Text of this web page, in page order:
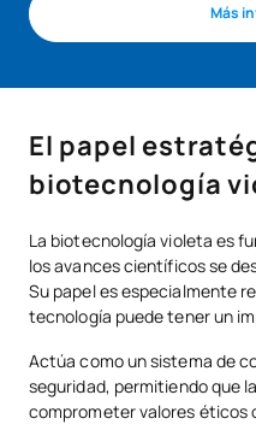
Más
El papel
biotecnología
La biotecnología violeta es
los avances científicos se
Su papel es especialmente
tecnología puede tener un
Actúa como un sistema de
seguridad, permitiendo que
comprometer valores éticos